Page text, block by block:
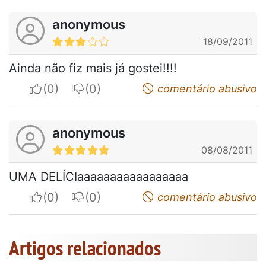
anonymous
18/09/2011
Ainda não fiz mais já gostei!!!!
I apreciateI do not appreciatecomentário abusivo
anonymous
08/08/2011
UMA DELÍCIaaaaaaaaaaaaaaaaa
I apreciateI do not appreciatecomentário abusivo
Artigos relacionados